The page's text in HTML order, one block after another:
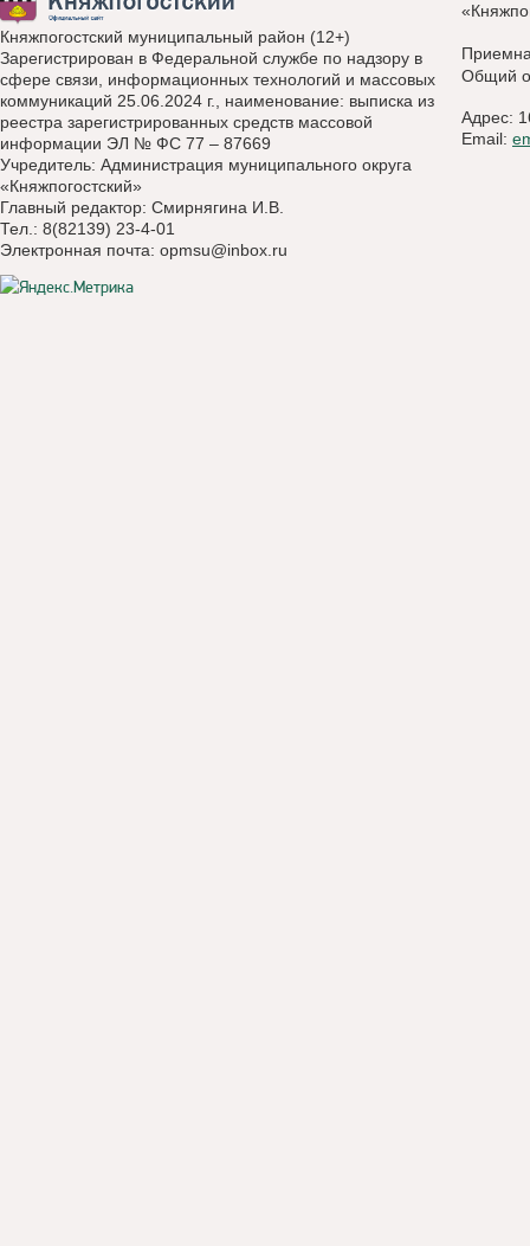
Княжпогостский муниципальный район (12+)
Зарегистрирован в Федеральной службе по надзору в
сфере связи, информационных технологий и массовых
коммуникаций 25.06.2024 г., наименование: выписка из
реестра зарегистрированных средств массовой
информации ЭЛ № ФС 77 – 87669
Учредитель: Администрация муниципального округа
«Княжпогостский»
Главный редактор: Смирнягина И.В.
Тел.: 8(82139) 23-4-01
Электронная почта: opmsu@inbox.ru
Общий
Адрес:
Email: